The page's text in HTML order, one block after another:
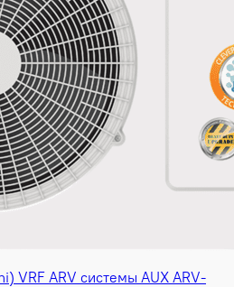
VRF ARV системы AUX ARV-